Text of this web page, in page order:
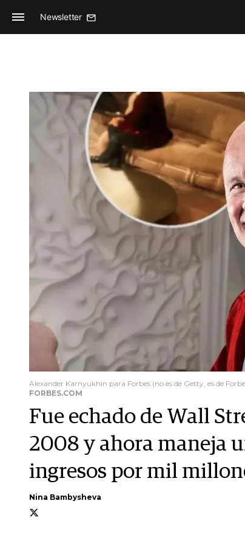
Newsletter
Alexander Karnyukhin para Forbes (no es de Getty, es de
FORBES.COM
Fue echado de Wall
2008 y ahora maneja
ingresos por mil
Nina Bambysheva